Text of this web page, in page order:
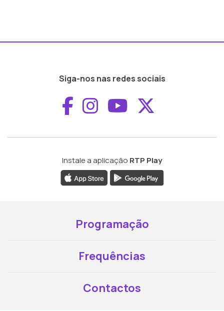
Siga-nos nas redes sociais
Aceder ao
Aceder ao
Aceder ao
Instale a aplicação RTP Play
Programação
Frequências
Contactos